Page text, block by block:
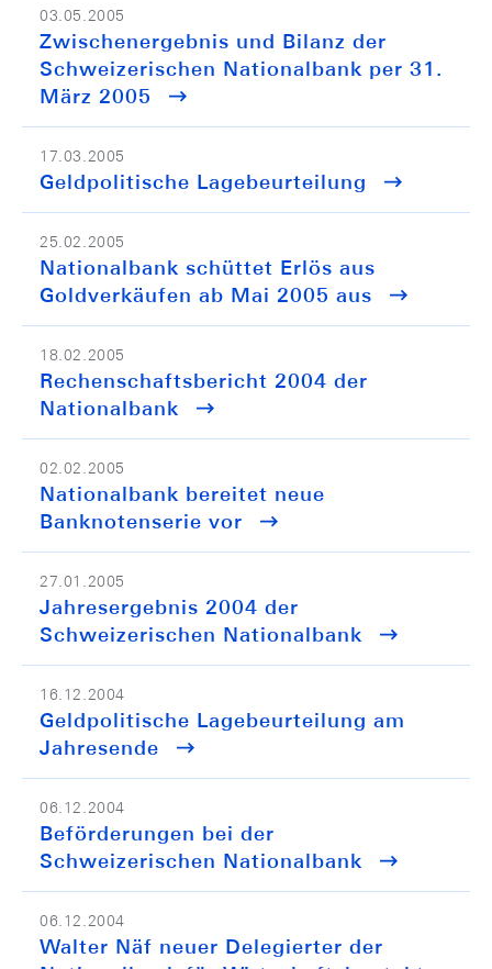
03.05.2005
Zwischenergebnis und Bilanz der
Schweizerischen Nationalbank per 31.
März 2005
17.03.2005
Geldpolitische Lagebeurteilung
25.02.2005
Nationalbank schüttet Erlös aus
Goldverkäufen ab Mai 2005 aus
18.02.2005
Rechenschaftsbericht 2004 der
Nationalbank
02.02.2005
Nationalbank bereitet neue
Banknotenserie vor
27.01.2005
Jahresergebnis 2004 der
Schweizerischen Nationalbank
16.12.2004
Geldpolitische Lagebeurteilung am
Jahresende
06.12.2004
Beförderungen bei der
Schweizerischen Nationalbank
06.12.2004
Walter Näf neuer Delegierter der